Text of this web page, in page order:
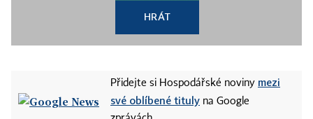
HRÁT
Přidejte si Hospodářské noviny mezi
své oblíbené tituly na Google